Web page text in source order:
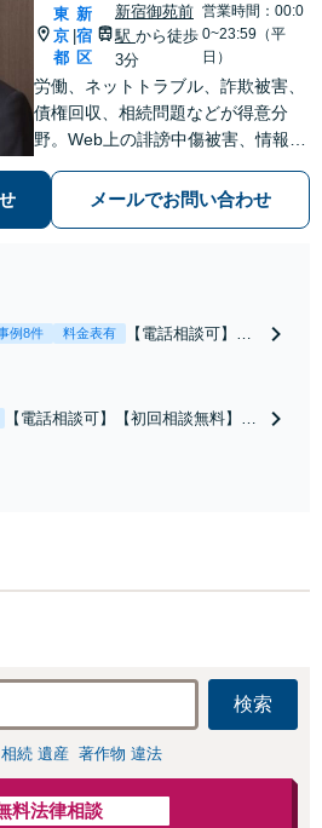
東
京
都
新
宿
区
新宿御苑前
駅 から徒歩
3分
営業時間：00:0
0~23:59（平
日）
労働、ネットトラブル、詐欺被害、
債権回収、相続問題などが得意分
野。Web上の誹謗中傷被害、情報流
対応できます。24時間365日対応。
問題解決へ導いてまいります。まず
メールでお問い合わせ
例8件 料金表有
【電話相談可】不
離婚に関するご相
【電話相談可】【初回相談無料】弁
てご相談に乗ります。
検索
相続 遺産 著作物 違法
料法律相談